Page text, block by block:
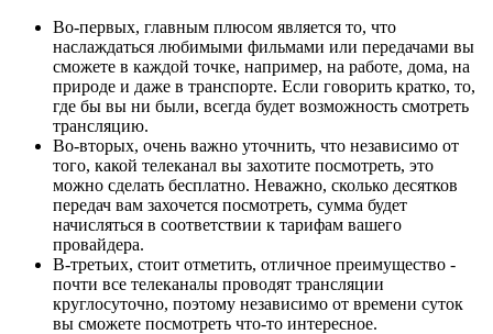
Во-первых, главным плюсом является то, что
наслаждаться любимыми фильмами или передачами вы
сможете в каждой точке, например, на работе, дома, на
природе и даже в транспорте. Если говорить кратко, то,
где бы вы ни были, всегда будет возможность смотреть
трансляцию.
Во-вторых, очень важно уточнить, что независимо от
того, какой телеканал вы захотите посмотреть, это
можно сделать бесплатно. Неважно, сколько десятков
передач вам захочется посмотреть, сумма будет
начисляться в соответствии к тарифам вашего
провайдера.
В-третьих, стоит отметить, отличное преимущество -
почти все телеканалы проводят трансляции
круглосуточно, поэтому независимо от времени суток
вы сможете посмотреть что-то интересное.